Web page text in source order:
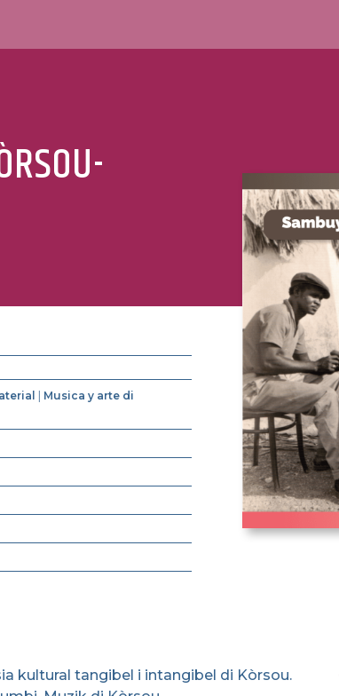
Musica y arte di
kultural tangibel i intangibel di Kòrsou.